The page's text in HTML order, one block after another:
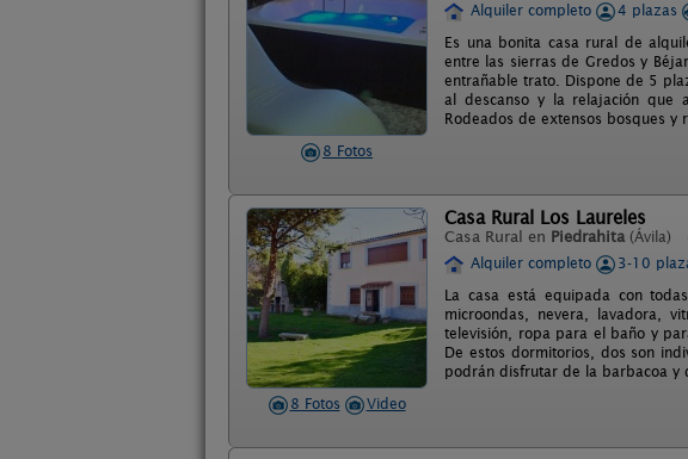
8 Fotos
Alquiler completo
4 plazas
Es una bonita casa rural de
entre las sierras de Gredos y
entrañable trato. Dispone de 5
al descanso y la relajación que
Rodeados de extensos bosques y
8 Fotos Video
Casa Rural Los Laureles
Casa Rural en Piedrahita (Ávila)
Alquiler completo
3-10
La casa está equipada con
microondas, nevera, lavadora,
televisión, ropa para el baño y
De estos dormitorios, dos son
podrán disfrutar de la barbacoa y